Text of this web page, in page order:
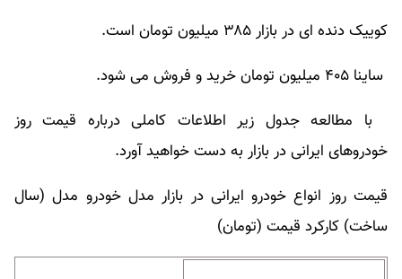
کوییک دنده ای در بازار ۳۸۵ میلیون تومان است.
ساینا ۴۰۵ میلیون تومان خرید و فروش می شود.
با مطالعه جدول زیر اطلاعات کاملی درباره قیمت روز
خودروهای ایرانی در بازار به دست خواهید آورد.​
قیمت روز انواع خودرو ایرانی در بازار مدل خودرو مدل (سال
ساخت) کارکرد قیمت (تومان)